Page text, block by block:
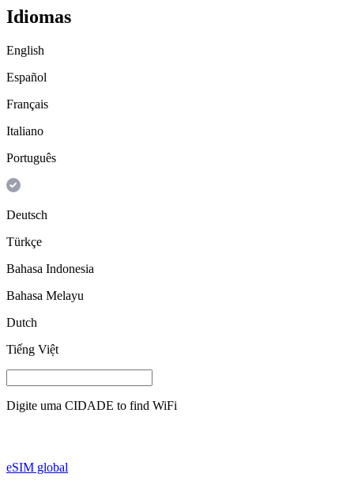
Idiomas
English
Español
Français
Italiano
Português
Deutsch
Türkçe
Bahasa Indonesia
Bahasa Melayu
Dutch
Tiếng Việt
Digite uma CIDADE to find WiFi
eSIM global